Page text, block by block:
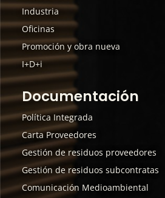
Industria
Oficinas
Promoción y obra nueva
I+D+i
Documentación
Política Integrada
Carta Proveedores
Gestión de residuos proveedores
Gestión de residuos subcontratas
Comunicación Medioambiental